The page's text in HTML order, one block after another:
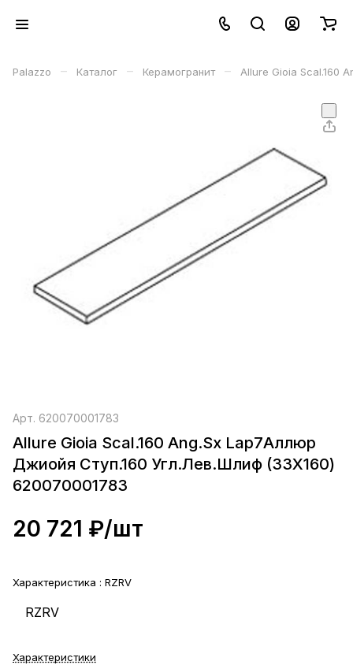
Palazzo – Каталог – Керамогранит – Allure Gioia Scal.160
Арт. 620070001783
Allure Gioia Scal.160 Ang.Sx Lap7Аллюр
Джиойя Ступ.160 Угл.Лев.Шлиф (33X160)
620070001783
20 721 ₽/шт
Характеристика : RZRV
RZRV
Характеристики